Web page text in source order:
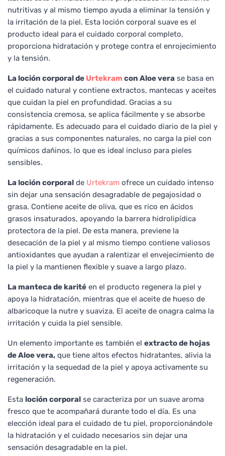
nutritivas y al mismo tiempo ayuda a eliminar la tensión y
la irritación de la piel. Esta loción corporal suave es el
producto ideal para el cuidado corporal completo,
proporciona hidratación y protege contra el enrojecimiento
y la tensión.
La loción corporal de Urtekram con Aloe vera se basa en
el cuidado natural y contiene extractos, mantecas y aceites
que cuidan la piel en profundidad. Gracias a su
consistencia cremosa, se aplica fácilmente y se absorbe
rápidamente. Es adecuado para el cuidado diario de la piel y
gracias a sus componentes naturales, no carga la piel con
químicos dañinos, lo que es ideal incluso para pieles
sensibles.
La loción corporal de Urtekram ofrece un cuidado intenso
sin dejar una sensación desagradable de pegajosidad o
grasa. Contiene aceite de oliva, que es rico en ácidos
grasos insaturados, apoyando la barrera hidrolipídica
protectora de la piel. De esta manera, previene la
desecación de la piel y al mismo tiempo contiene valiosos
antioxidantes que ayudan a ralentizar el envejecimiento de
la piel y la mantienen flexible y suave a largo plazo.
La manteca de karité en el producto regenera la piel y
apoya la hidratación, mientras que el aceite de hueso de
albaricoque la nutre y suaviza. El aceite de onagra calma la
irritación y cuida la piel sensible.
Un elemento importante es también el extracto de hojas
de Aloe vera, que tiene altos efectos hidratantes, alivia la
irritación y la sequedad de la piel y apoya activamente su
regeneración.
Esta loción corporal se caracteriza por un suave aroma
fresco que te acompañará durante todo el día. Es una
elección ideal para el cuidado de tu piel, proporcionándole
la hidratación y el cuidado necesarios sin dejar una
sensación desagradable en la piel.